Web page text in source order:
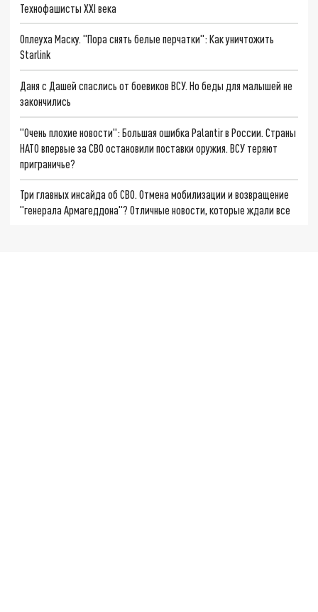
Технофашисты XXI века
Оплеуха Маску. "Пора снять белые перчатки": Как уничтожить
Starlink
Даня с Дашей спаслись от боевиков ВСУ. Но беды для малышей не
закончились
"Очень плохие новости": Большая ошибка Palantir в России. Страны
НАТО впервые за СВО остановили поставки оружия. ВСУ теряют
приграничье?
Три главных инсайда об СВО. Отмена мобилизации и возвращение
"генерала Армагеддона"? Отличные новости, которые ждали все